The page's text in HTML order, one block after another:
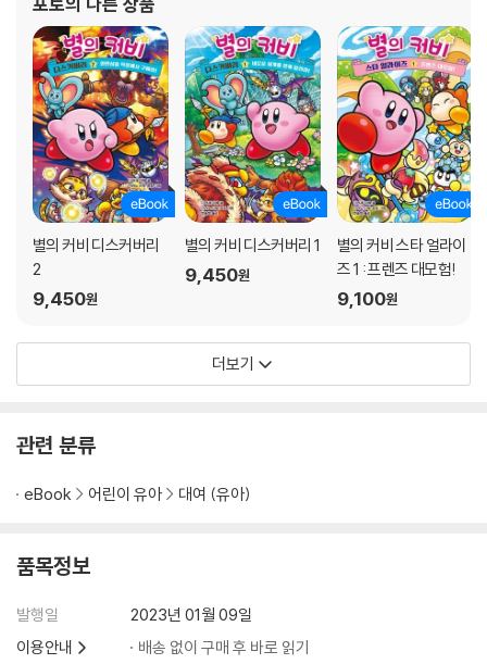
별의 커비 디스커버리
2
9,450원
별의 커비 디스커버리 1
9,450원
별의 커비 스타 얼라이
즈 1 : 프렌즈 대모험!
9,100원
더보기
관련 분류
eBook 어린이 유아 대여 (유아)
품목정보
발행일
2023년 01월 09일
이용안내
배송 없이 구매 후 바로 읽기